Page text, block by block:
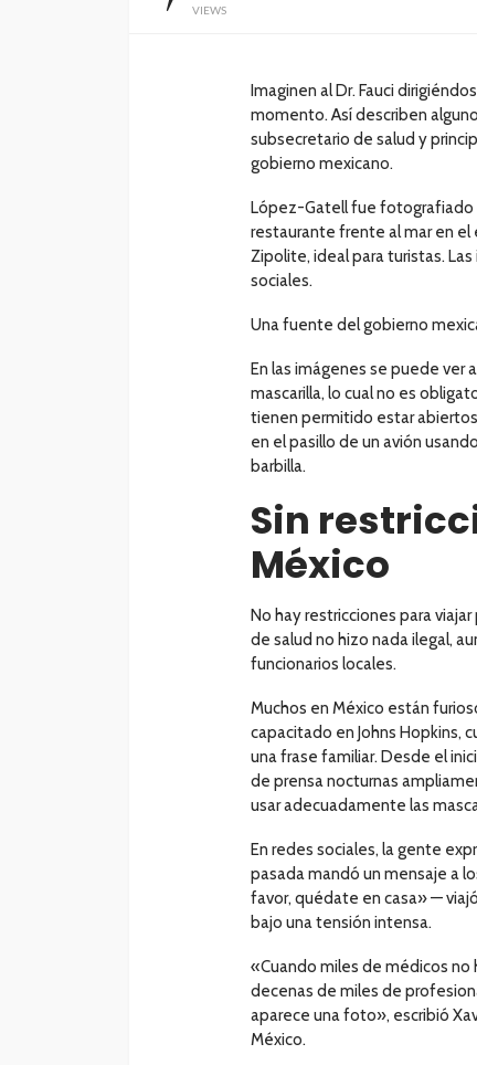
VIEWS
Imaginen al Dr. Fauci
momento. Así describen
subsecretario de salud y
gobierno mexicano.
López-Gatell fue fotografiado
restaurante frente al mar en
Zipolite, ideal para turistas.
sociales.
Una fuente del gobierno
En las imágenes se puede ver
mascarilla, lo cual no es
tienen permitido estar
en el pasillo de un avión
barbilla.
Sin
México
No hay restricciones para
de salud no hizo nada ilegal,
funcionarios locales.
Muchos en México están
capacitado en Johns Hopkins,
una frase familiar. Desde el
de prensa nocturnas
usar adecuadamente las
En redes sociales, la gente
pasada mandó un mensaje a
favor, quédate en casa» —
bajo una tensión intensa.
«Cuando miles de médicos no
decenas de miles de
aparece una foto», escribió
México.